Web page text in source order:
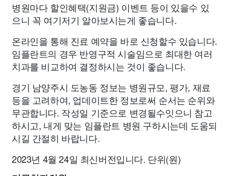
병원마다 할인혜택(지원금) 이벤트 등이 있을수 있
으니 꼭 여기저기 알아보시는게 좋습니다.
온라인을 통해 진료 예약을 바로 신청할수 있습니다.
임플란트의 경우 반영구적 시술임으로 최대한 여러
치과를 비교하여 결정하시는 것이 좋습니다.
경기 남양주시 도농동 정보는 병원규모, 평가, 재료
등을 고려하여, 업데이트한 정보로써 순서는 순위와
무관합니다. 작성일 기준으로 변경될수잇으니 참고
하시고, 내게 맞는 임플란트 병원 구하시는데 도움되
시길 간절히 바랍니다.
2023년 4월 24일 최신버전입니다. 단위(원)